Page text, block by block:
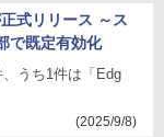
式リリース ～ス
で既定有効化
うち1件は「Edg
(2025/9/8)